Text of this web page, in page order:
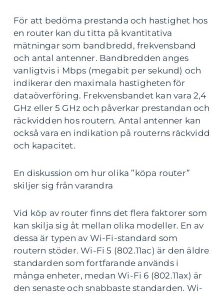
För att bedöma prestanda och hastighet hos
en router kan du titta på kvantitativa
mätningar som bandbredd, frekvensband
och antal antenner. Bandbredden anges
vanligtvis i Mbps (megabit per sekund) och
indikerar den maximala hastigheten för
dataöverföring. Frekvensbandet kan vara 2,4
GHz eller 5 GHz och påverkar prestandan och
räckvidden hos routern. Antal antenner kan
också vara en indikation på routerns räckvidd
och kapacitet.
En diskussion om hur olika ”köpa router”
skiljer sig från varandra
Vid köp av router finns det flera faktorer som
kan skilja sig åt mellan olika modeller. En av
dessa är typen av Wi-Fi-standard som
routern stöder. Wi-Fi 5 (802.11ac) är den äldre
standarden som fortfarande används i
många enheter, medan Wi-Fi 6 (802.11ax) är
den senaste och snabbaste standarden. Wi-